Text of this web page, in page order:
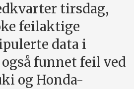
tirsdag,
feilaktige
data i
funnet feil ved
og Honda-